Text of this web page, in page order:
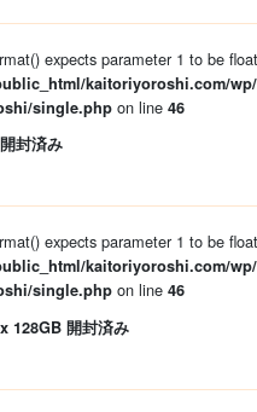
expects parameter 1 to be
kaitoriyoroshi.com/
single.phpon line 46
封済み
expects parameter 1 to be
kaitoriyoroshi.com/
single.phpon line 46
128GB 開封済み